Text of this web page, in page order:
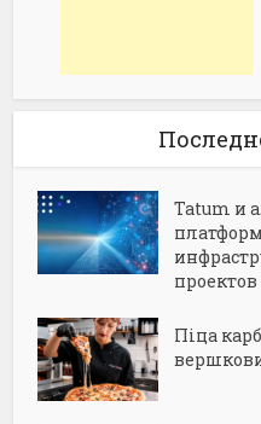
Tatum и
проектов
Піца